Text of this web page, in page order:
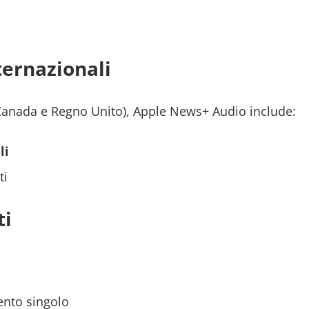
e Regno Unito), Apple News+ Audio include:
singolo